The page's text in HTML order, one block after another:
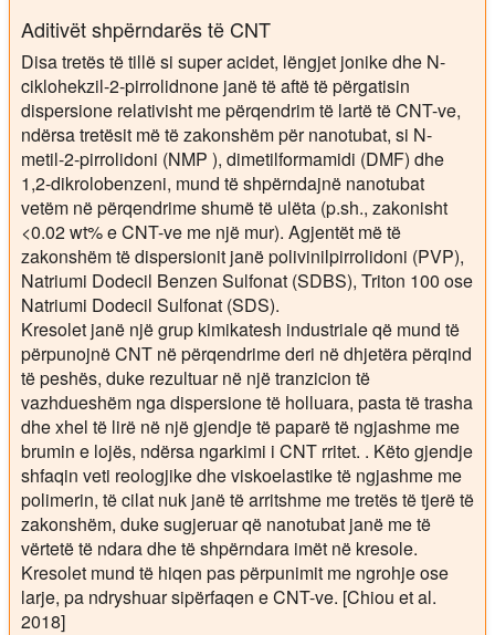
Aditivët shpërndarës të CNT
Disa tretës të tillë si super acidet, lëngjet jonike dhe N-
ciklohekzil-2-pirrolidnone janë të aftë të përgatisin
dispersione relativisht me përqendrim të lartë të CNT-ve,
ndërsa tretësit më të zakonshëm për nanotubat, si N-
metil-2-pirrolidoni (NMP ), dimetilformamidi (DMF) dhe
1,2-dikrolobenzeni, mund të shpërndajnë nanotubat
vetëm në përqendrime shumë të ulëta (p.sh., zakonisht
<0.02 wt% e CNT-ve me një mur). Agjentët më të
zakonshëm të dispersionit janë polivinilpirrolidoni (PVP),
Natriumi Dodecil Benzen Sulfonat (SDBS), Triton 100 ose
Natriumi Dodecil Sulfonat (SDS).
Kresolet janë një grup kimikatesh industriale që mund të
përpunojnë CNT në përqendrime deri në dhjetëra përqind
të peshës, duke rezultuar në një tranzicion të
vazhdueshëm nga dispersione të holluara, pasta të trasha
dhe xhel të lirë në një gjendje të paparë të ngjashme me
brumin e lojës, ndërsa ngarkimi i CNT rritet. . Këto gjendje
shfaqin veti reologjike dhe viskoelastike të ngjashme me
polimerin, të cilat nuk janë të arritshme me tretës të tjerë të
zakonshëm, duke sugjeruar që nanotubat janë me të
vërtetë të ndara dhe të shpërndara imët në kresole.
Kresolet mund të hiqen pas përpunimit me ngrohje ose
larje, pa ndryshuar sipërfaqen e CNT-ve. [Chiou et al.
2018]